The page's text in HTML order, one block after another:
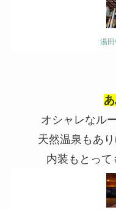
湯
オシャレなル
天然温泉もあ
内装もとっ